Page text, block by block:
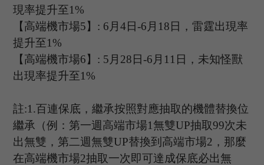
現率提升至1%
【高端機市場5】 : 6 月4 日-6 月 18 日，雷霆出現率
提升至1%
【高端機市場6】 : 5 月 28 日-6 月 11 日，未知怪獸
出現率提升至1%
註:1.百連保底，繼承按照對應抽取的機體替換位
繼承（例：第一週高端市場1 無雙UP抽取99次未
出無雙，第二週無雙UP替換到高端市場2 ，那麼
在高端機市場2抽取一次即可達成保底必出無